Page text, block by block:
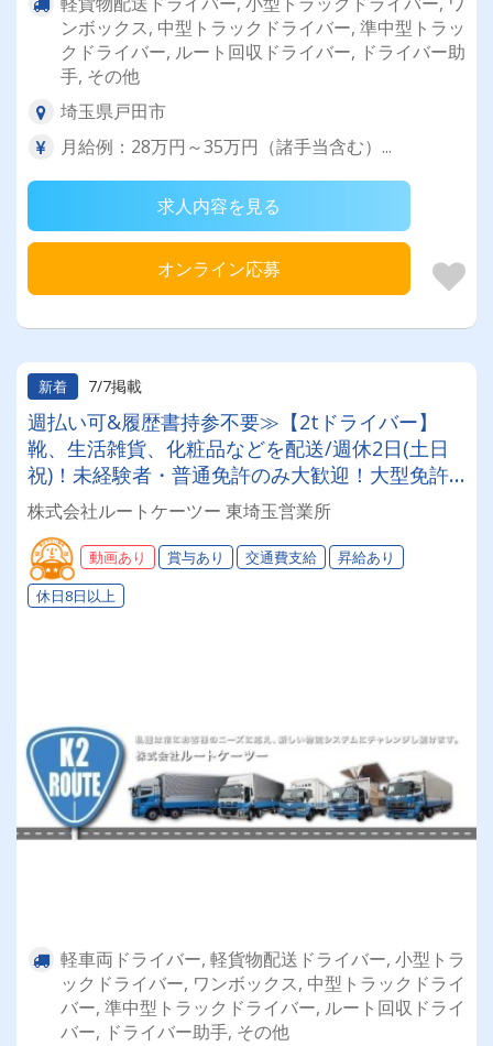
ンボックス, 中型トラックドライバー, 準中型トラッ
クドライバー, ルート回収ドライバー, ドライバー助
手, その他
埼玉県戸田市
月給例：28万円～35万円（諸手当含む）...
求人内容を見る
オンライン応募
新着 7/7掲載
週払い可&履歴書持参不要≫【2tドライバー】
靴、生活雑貨、化粧品などを配送/週休2日(土日
祝)！未経験者・普通免許のみ大歓迎！大型免許
取得時は50%費用補助制度も有★インセン・賞
与・勤続給・子ども手当など待遇充実
株式会社ルートケーツー 東埼玉営業所
動画あり 賞与あり 交通費支給
昇給あり
休日8日以上
軽車両ドライバー, 軽貨物配送ドライバー, 小型トラ
ックドライバー, ワンボックス, 中型トラックドライ
バー, 準中型トラックドライバー, ルート回収ドライ
バー, ドライバー助手, その他